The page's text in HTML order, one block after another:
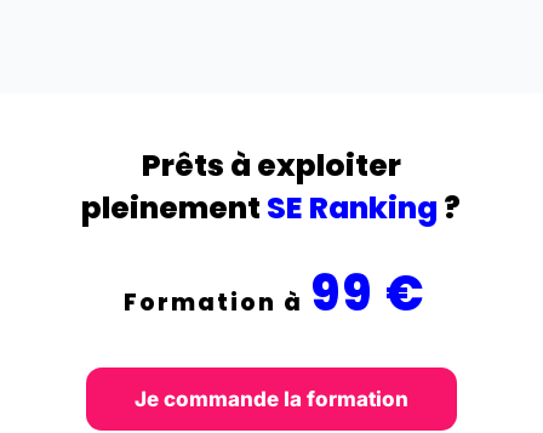
Prêts à exploiter
pleinement SE Ranking ?
Formation à 99 €
Je commande la formation